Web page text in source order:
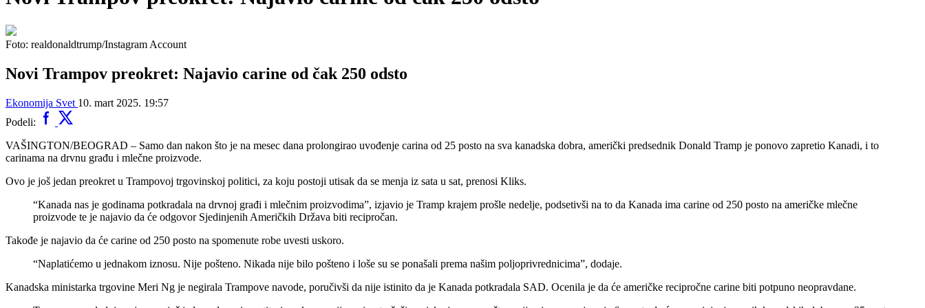
Foto: realdonaldtrump/Instagram Account
Novi Trampov preokret: Najavio carine od čak 250 odsto
Ekonomija Svet 10. mart 2025. 19:57
Podeli:
VAŠINGTON/BEOGRAD – Samo dan nakon što je na mesec dana prolongirao uvođenje carina od 25 posto na sva kanadska dobra, američki predsednik Donald Tramp je ponovo zapretio Kanadi, i to
carinama na drvnu građu i mlečne proizvode.
Ovo je još jedan preokret u Trampovoj trgovinskoj politici, za koju postoji utisak da se menja iz sata u sat, prenosi Kliks.
“Kanada nas je godinama potkradala na drvnoj građi i mlečnim proizvodima”, izjavio je Tramp krajem prošle nedelje, podsetivši na to da Kanada ima carine od 250 posto na američke mlečne
proizvode te je najavio da će odgovor Sjedinjenih Američkih Država biti recipročan.
Takođe je najavio da će carine od 250 posto na spomenute robe uvesti uskoro.
“Naplatićemo u jednakom iznosu. Nije pošteno. Nikada nije bilo pošteno i loše su se ponašali prema našim poljoprivrednicima”, dodaje.
Kanadska ministarka trgovine Meri Ng je negirala Trampove navode, poručivši da nije istinito da je Kanada potkradala SAD. Ocenila je da će američke recipročne carine biti potpuno neopravdane.